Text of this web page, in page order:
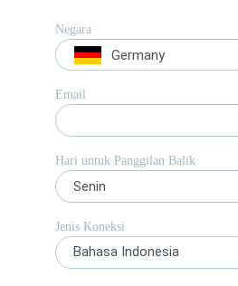
Negara
Germany
Email
Hari untuk Panggilan Balik
Senin
Jenis Koneksi
Bahasa Indonesia